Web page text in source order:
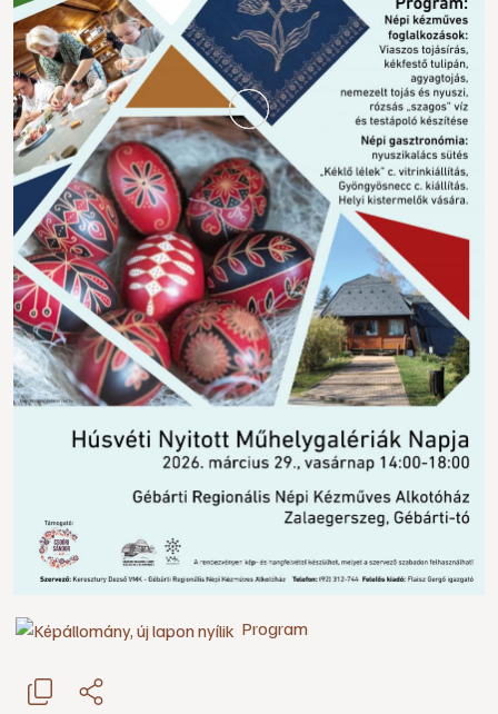
Program